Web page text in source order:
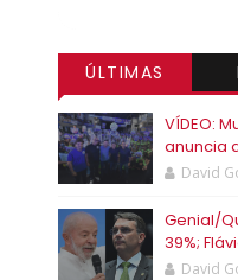
ÚLTIMAS
VÍDEO:
anuncia
David
Genial/
39%;
David